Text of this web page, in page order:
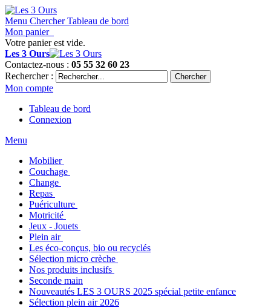
Menu Chercher Tableau de bord
Mon panier
Votre panier est vide.
Les 3 Ours
Contactez-nous : 05 55 32 60 23
Rechercher :
Chercher
Mon compte
Tableau de bord
Connexion
Menu
Mobilier
Couchage
Change
Repas
Puériculture
Motricité
Jeux - Jouets
Plein air
Les éco-conçus, bio ou recyclés
Sélection micro crèche
Nos produits inclusifs
Seconde main
Nouveautés LES 3 OURS 2025 spécial petite enfance
Sélection plein air 2026